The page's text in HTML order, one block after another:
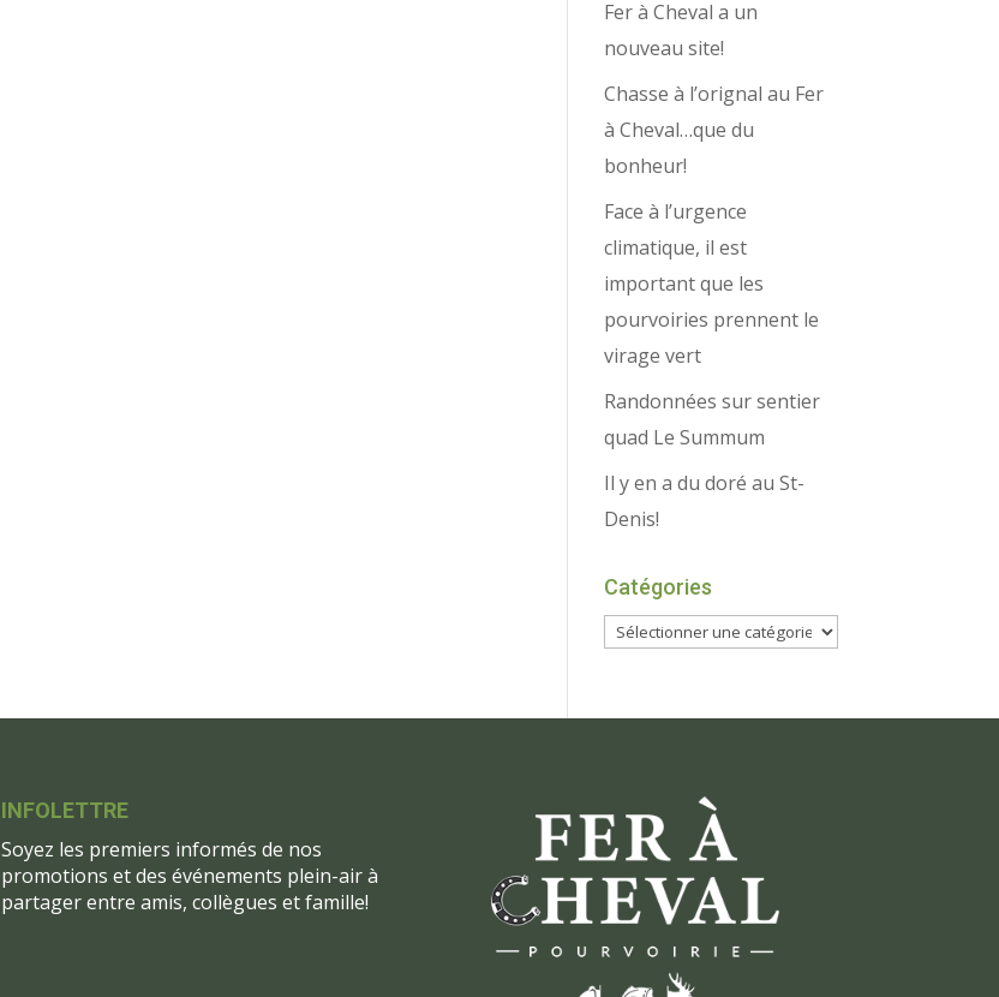
Fer à Cheval a un
nouveau site!
Chasse à l’orignal au Fer
à Cheval…que du
bonheur!
Face à l’urgence
climatique, il est
important que les
pourvoiries prennent le
virage vert
Randonnées sur sentier
quad Le Summum
Il y en a du doré au St-
Denis!
Catégories
INFOLETTRE
Soyez les premiers informés de nos
promotions et des événements plein-air à
partager entre amis, collègues et famille!